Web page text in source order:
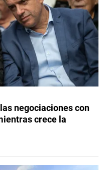
negociaciones con
crece la